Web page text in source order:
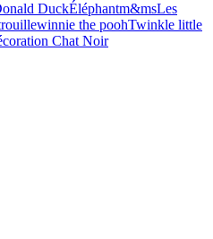
DuckÉléphantm&msLes
winnie the poohTwinkle little
Chat Noir